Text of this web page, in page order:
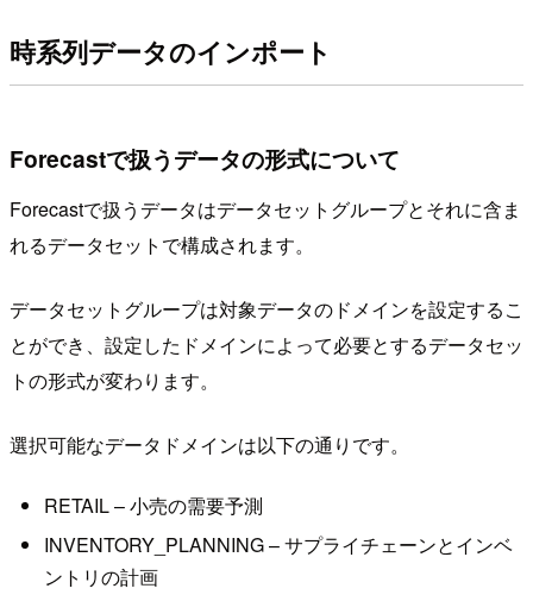
時系列データのインポート
Forecastで扱うデータの形式について
Forecastで扱うデータはデータセットグループとそれに含ま
れるデータセットで構成されます。
データセットグループは対象データのドメインを設定するこ
とができ、設定したドメインによって必要とするデータセッ
トの形式が変わります。
選択可能なデータドメインは以下の通りです。
RETAIL – 小売の需要予測
INVENTORY_PLANNING – サプライチェーンとインベ
ントリの計画